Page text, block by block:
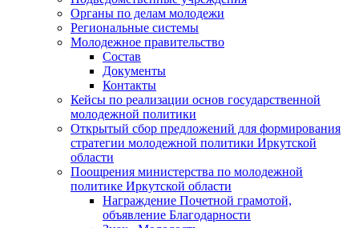
Органы по делам молодежи
Региональные системы
Молодежное правительство
Состав
Документы
Контакты
Кейсы по реализации основ государственной
молодежной политики
Открытый сбор предложений для формирования
стратегии молодежной политики Иркутской
области
Поощрения министерства по молодежной
политике Иркутской области
Награждение Почетной грамотой,
объявление Благодарности